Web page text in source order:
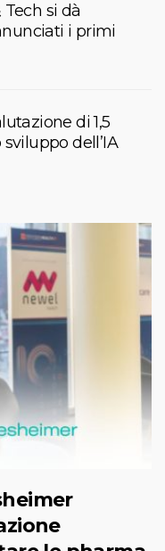
Tech si dà
i primi
di 1,5
dell’IA